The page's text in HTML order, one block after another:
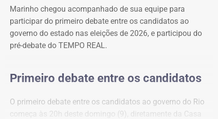
Acompanhe a transmissão e a cobertura em tempo real
do primeiro debate entre os candidatos ao governo do
Rio.
Marinho chegou acompanhado de sua equipe para
participar do primeiro debate entre os candidatos ao
governo do estado nas eleições de 2026, e participou do
pré-debate do TEMPO REAL.
Primeiro debate entre os candidatos
O primeiro debate entre os candidatos ao governo do Rio
começa às 20h deste domingo (9), diretamente da Casa